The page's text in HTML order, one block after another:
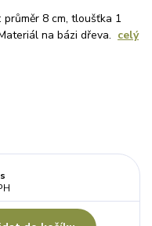
průměr 8 cm, tloušťka 1
na bázi dřeva. celý